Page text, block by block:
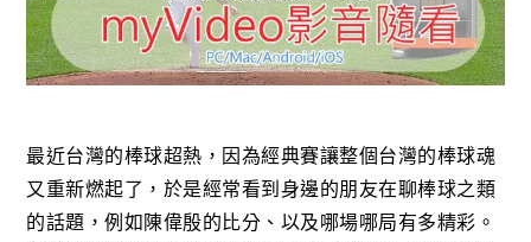
最近台灣的棒球超熱，因為經典賽讓整個台灣的棒球魂
又重新燃起了，於是經常看到身邊的朋友在聊棒球之類
的話題，例如陳偉殷的比分、以及哪場哪局有多精彩。